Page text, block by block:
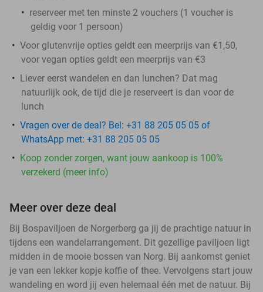
reserveer met ten minste 2 vouchers (1 voucher is
geldig voor 1 persoon)
​Voor glutenvrije opties geldt een meerprijs van €1,50,
voor vegan opties geldt een meerprijs van €3
Liever eerst wandelen en dan lunchen? Dat mag
natuurlijk ook, de tijd die je reserveert is dan voor de
lunch
Vragen over de deal? Bel: +31 88 205 05 05 of
WhatsApp met: +31 88 205 05 05
Koop zonder zorgen, want jouw aankoop is 100%
verzekerd (meer info)
Meer over deze deal
Bij Bospaviljoen de Norgerberg ga jij de prachtige natuur in
tijdens een wandelarrangement. Dit gezellige paviljoen ligt
midden in de mooie bossen van Norg. Bij aankomst geniet
je van een lekker kopje koffie of thee. Vervolgens start jouw
wandeling en word jij even helemaal één met de natuur. Bij